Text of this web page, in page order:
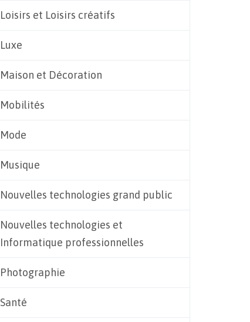
Loisirs et Loisirs créatifs
Luxe
Maison et Décoration
Mobilités
Mode
Musique
Nouvelles technologies grand public
Nouvelles technologies et
Informatique professionnelles
Photographie
Santé